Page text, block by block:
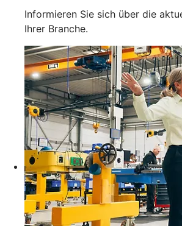
Informieren Sie sich über die
Ihrer Branche.